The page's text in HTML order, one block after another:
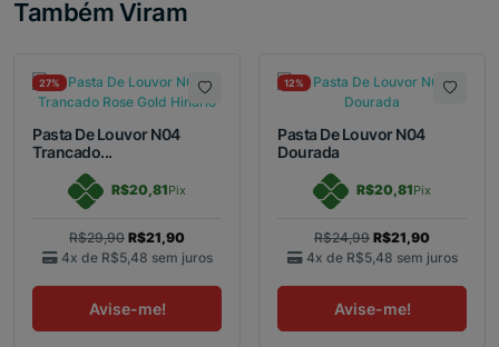
Também Viram
27%
Pasta De Louvor N04
Trancado...
R$20,81Pix
R$29,90 R$21,90
4x de R$5,48 sem juros
Avise-me!
12%
Pasta De Louvor N04
Dourada
R$20,81Pix
R$24,99 R$21,90
4x de R$5,48 sem juros
Avise-me!